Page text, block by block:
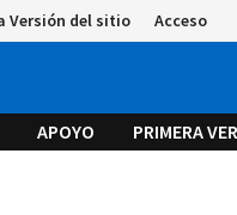
Versión del sitio Acceso
APOYO PRIMERA